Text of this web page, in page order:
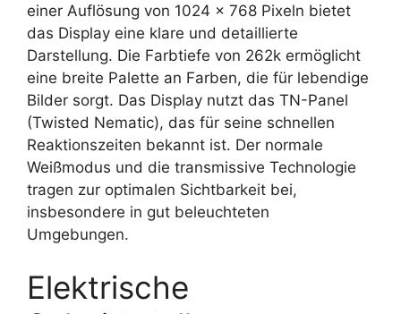
einer Auflösung von 1024 x 768 Pixeln bietet
das Display eine klare und detaillierte
Darstellung. Die Farbtiefe von 262k ermöglicht
eine breite Palette an Farben, die für lebendige
Bilder sorgt. Das Display nutzt das TN-Panel
(Twisted Nematic), das für seine schnellen
Reaktionszeiten bekannt ist. Der normale
Weißmodus und die transmissive Technologie
tragen zur optimalen Sichtbarkeit bei,
insbesondere in gut beleuchteten
Umgebungen.
Elektrische